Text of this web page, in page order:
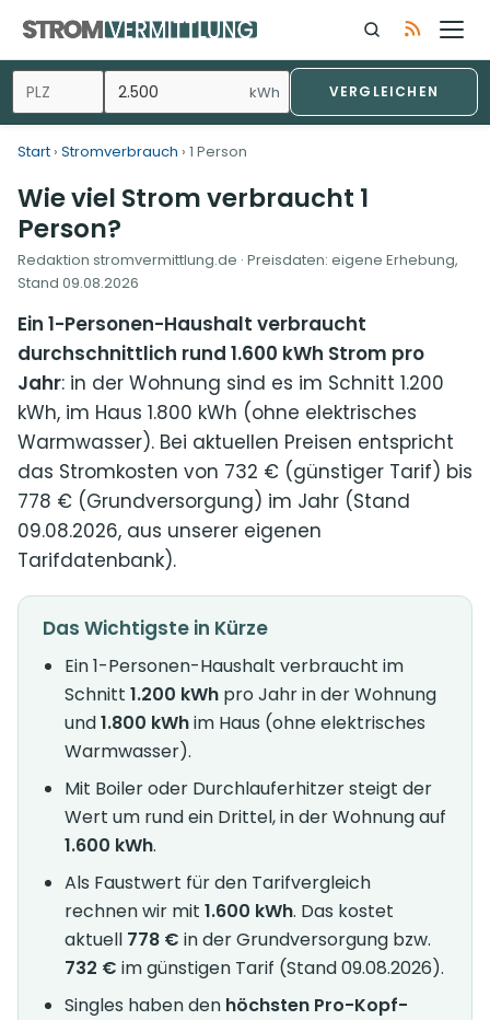
Inhalt
springen
kWh VERGLEICHEN
Start › Stromverbrauch › 1 Person
Wie viel Strom verbraucht 1
Person?
Redaktion stromvermittlung.de · Preisdaten: eigene Erhebung,
Stand 09.08.2026
Ein 1-Personen-Haushalt verbraucht
durchschnittlich rund 1.600 kWh Strom pro
Jahr: in der Wohnung sind es im Schnitt 1.200
kWh, im Haus 1.800 kWh (ohne elektrisches
Warmwasser). Bei aktuellen Preisen entspricht
das Stromkosten von 732 € (günstiger Tarif) bis
778 € (Grundversorgung) im Jahr (Stand
09.08.2026, aus unserer eigenen
Tarifdatenbank).
Das Wichtigste in Kürze
Ein 1-Personen-Haushalt verbraucht im
Schnitt 1.200 kWh pro Jahr in der Wohnung
und1.800 kWhim Haus (ohne elektrisches
Warmwasser).
Mit Boiler oder Durchlauferhitzer steigt der
Wert um rund ein Drittel, in der Wohnung auf
1.600 kWh.
Als Faustwert für den Tarifvergleich
rechnen wir mit 1.600 kWh. Das kostet
aktuell 778 € in der Grundversorgung bzw.
732 € im günstigen Tarif (Stand 09.08.2026).
Singles haben den höchsten Pro-Kopf-